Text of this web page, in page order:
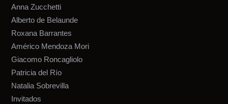
Anna Zucchetti
Alberto de Belaunde
Roxana Barrantes
Américo Mendoza Mori
Giacomo Roncagliolo
Patricia del Río
Natalia Sobrevilla
Invitados